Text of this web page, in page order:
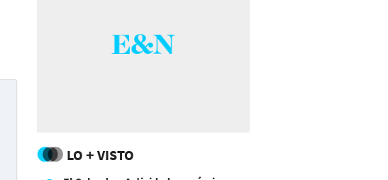
LO + VISTO